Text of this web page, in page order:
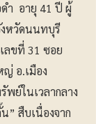
ำ อายุ 41 ปี ผู้
หวัดนนทบุรี
ลขที่ 31 ซอย
อ.เมือง
ย์ในเวลากลาง
” สืบเนื่องจาก